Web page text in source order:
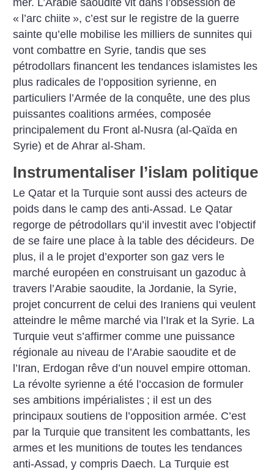
« l’arc chiite », c’est sur le registre de la guerre
sainte qu’elle mobilise les milliers de sunnites qui
vont combattre en Syrie, tandis que ses
pétrodollars financent les tendances islamistes les
plus radicales de l’opposition syrienne, en
particuliers l’Armée de la conquête, une des plus
puissantes coalitions armées, composée
principalement du Front al-Nusra (al-Qaïda en
Syrie) et de Ahrar al-Sham.
Instrumentaliser l’islam politique
Le Qatar et la Turquie sont aussi des acteurs de
poids dans le camp des anti-Assad. Le Qatar
regorge de pétrodollars qu’il investit avec l’objectif
de se faire une place à la table des décideurs. De
plus, il a le projet d’exporter son gaz vers le
marché européen en construisant un gazoduc à
travers l’Arabie saoudite, la Jordanie, la Syrie,
projet concurrent de celui des Iraniens qui veulent
atteindre le même marché via l’Irak et la Syrie. La
Turquie veut s’affirmer comme une puissance
régionale au niveau de l’Arabie saoudite et de
l’Iran, Erdogan rêve d’un nouvel empire ottoman.
La révolte syrienne a été l’occasion de formuler
ses ambitions impérialistes ; il est un des
principaux soutiens de l’opposition armée. C’est
par la Turquie que transitent les combattants, les
armes et les munitions de toutes les tendances
anti-Assad, y compris Daech. La Turquie est